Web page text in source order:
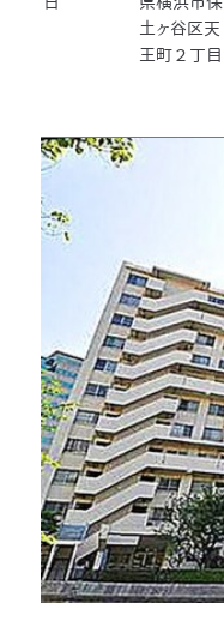
土ケ谷区天
王町２丁目